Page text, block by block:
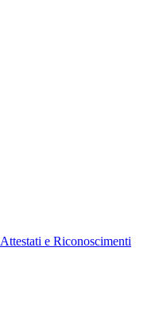
Attestati e Riconoscimenti